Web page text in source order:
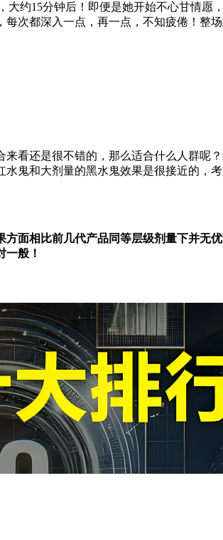
约15分钟后！即便是她开始不心甘情愿
次都深入一点，再一点，不知疲倦！整
看还是很不错的，那么适合什么人群呢
鬼和大剂量的黑水鬼效果是很接近的，
面相比前几代产品同等层级剂量下并无
般！